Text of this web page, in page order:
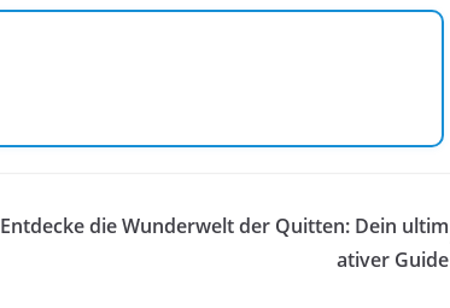
Entdecke die Wunderwelt der Quitten: Dein ultim
ativer Guide